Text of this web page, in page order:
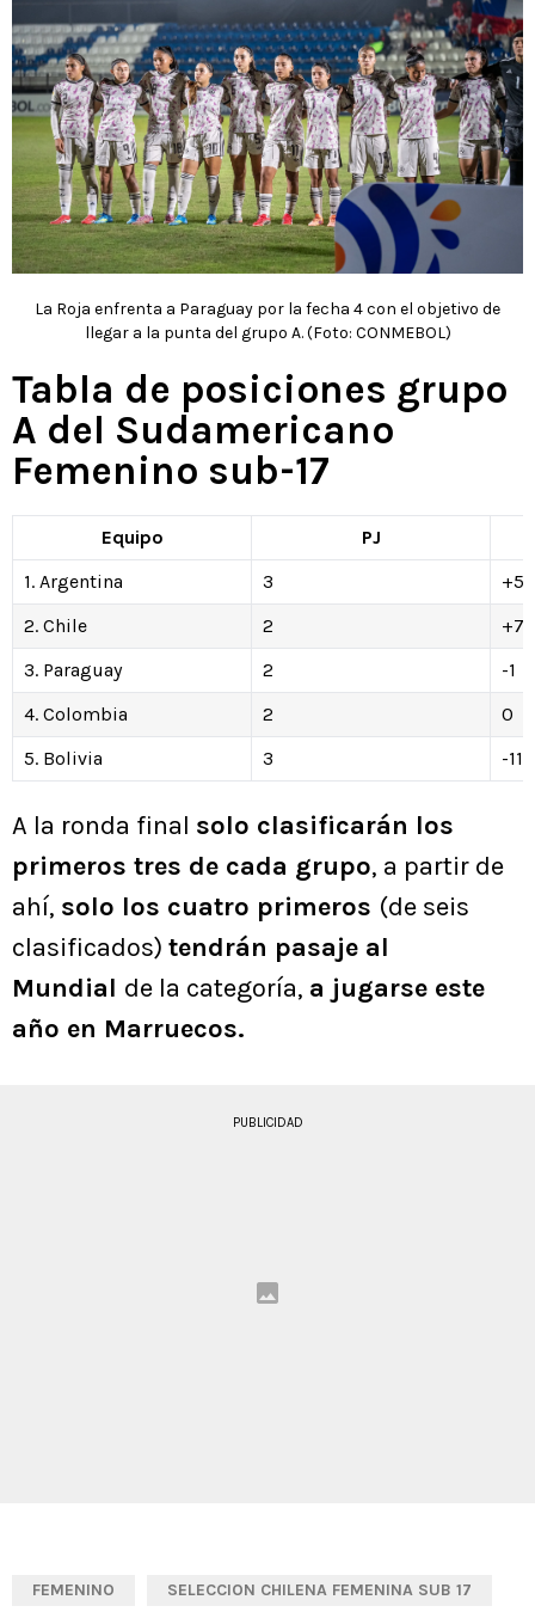
La Roja enfrenta a Paraguay por la fecha 4 con el objetivo de
llegar a la punta del grupo A. (Foto: CONMEBOL)
Tabla de posiciones grupo
A del Sudamericano
Femenino sub-17
Equipo
PJ
1. Argentina
3
+5
2. Chile
2
+7
3. Paraguay
2
-1
4. Colombia
2
0
5. Bolivia
3 -11
A la ronda final solo clasificarán los
primeros tres de cada grupo, a partir de
ahí, solo los cuatro primeros (de seis
clasificados) tendrán pasaje al
Mundial de la categoría, a jugarse este
año en Marruecos.
PUBLICIDAD
FEMENINO SELECCION CHILENA FEMENINA SUB 17